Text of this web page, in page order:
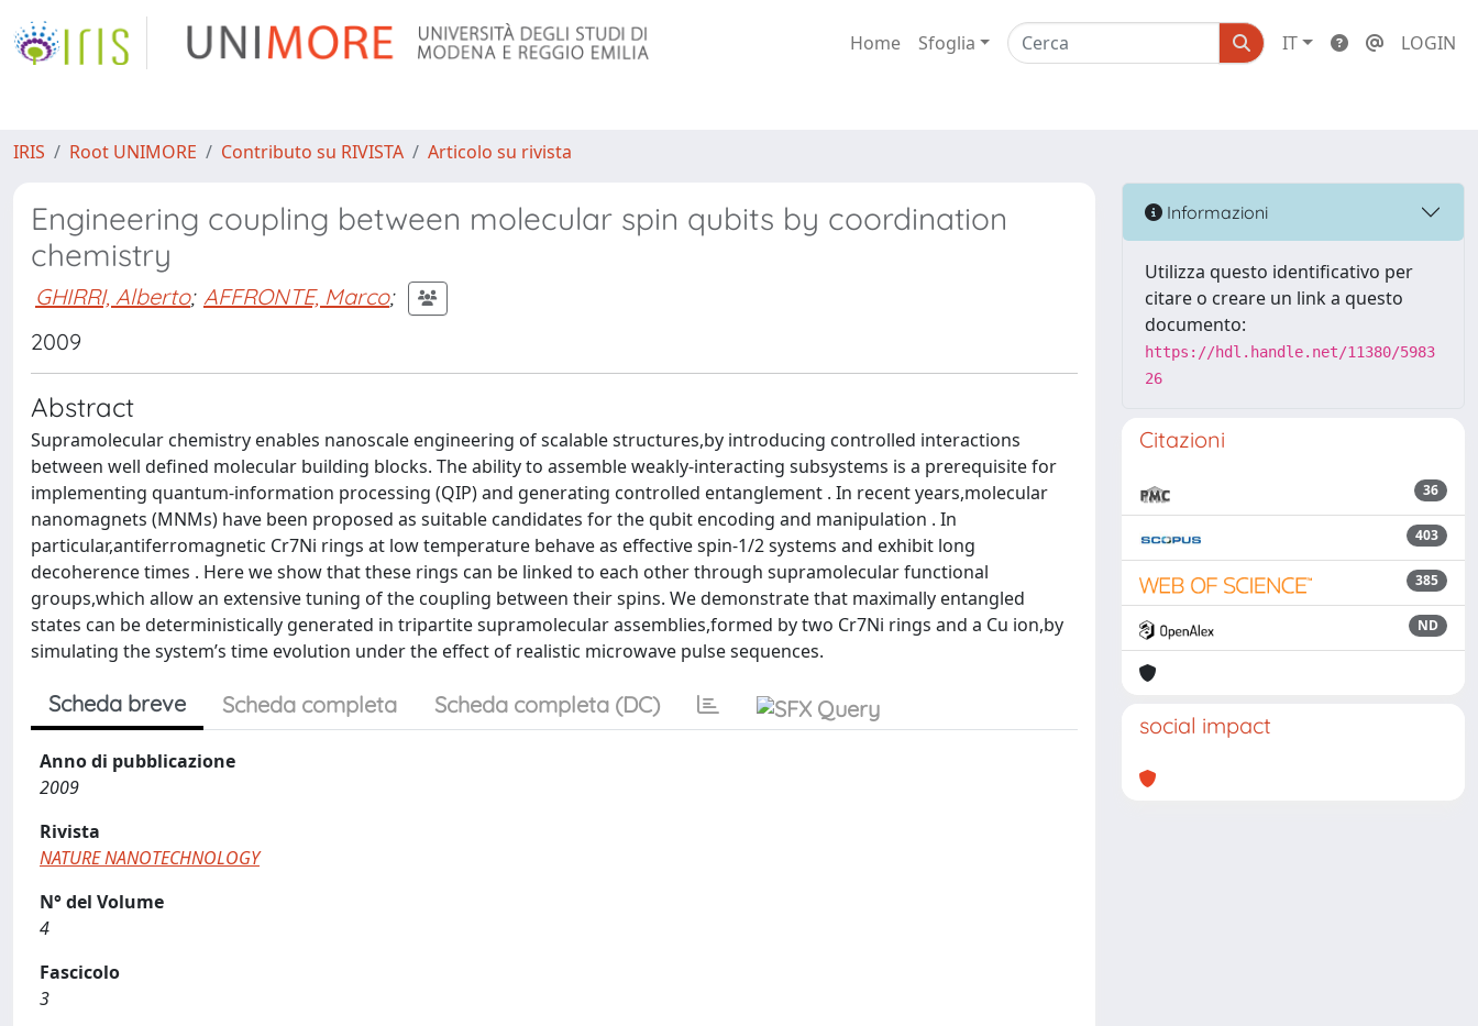
Home Sfoglia IT LOGIN
IRIS Root UNIMORE Contributo su RIVISTA Articolo su rivista
Engineering coupling between molecular spin qubits by coordination
chemistry
GHIRRI, Alberto; AFFRONTE, Marco;
2009
Abstract
Supramolecular chemistry enables nanoscale engineering of scalable structures,by introducing controlled interactions
between well defined molecular building blocks. The ability to assemble weakly-interacting subsystems is a prerequisite for
implementing quantum-information processing (QIP) and generating controlled entanglement . In recent years,molecular
nanomagnets (MNMs) have been proposed as suitable candidates for the qubit encoding and manipulation . In
particular,antiferromagnetic Cr7Ni rings at low temperature behave as effective spin-1/2 systems and exhibit long
decoherence times . Here we show that these rings can be linked to each other through supramolecular functional
groups,which allow an extensive tuning of the coupling between their spins. We demonstrate that maximally entangled
states can be deterministically generated in tripartite supramolecular assemblies,formed by two Cr7Ni rings and a Cu ion,by
simulating the system’s time evolution under the effect of realistic microwave pulse sequences.
Scheda breve Scheda completa Scheda completa (DC)
Anno di pubblicazione
2009
Rivista
NATURE NANOTECHNOLOGY
N° del Volume
4
Fascicolo
3
Informazioni
Utilizza questo identificativo per
citare o creare un link a questo
documento:
https://hdl.handle.net/11380/5983
26
Citazioni
36
403
385
ND
social impact